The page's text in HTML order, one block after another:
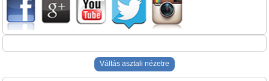
Váltás asztali nézetre